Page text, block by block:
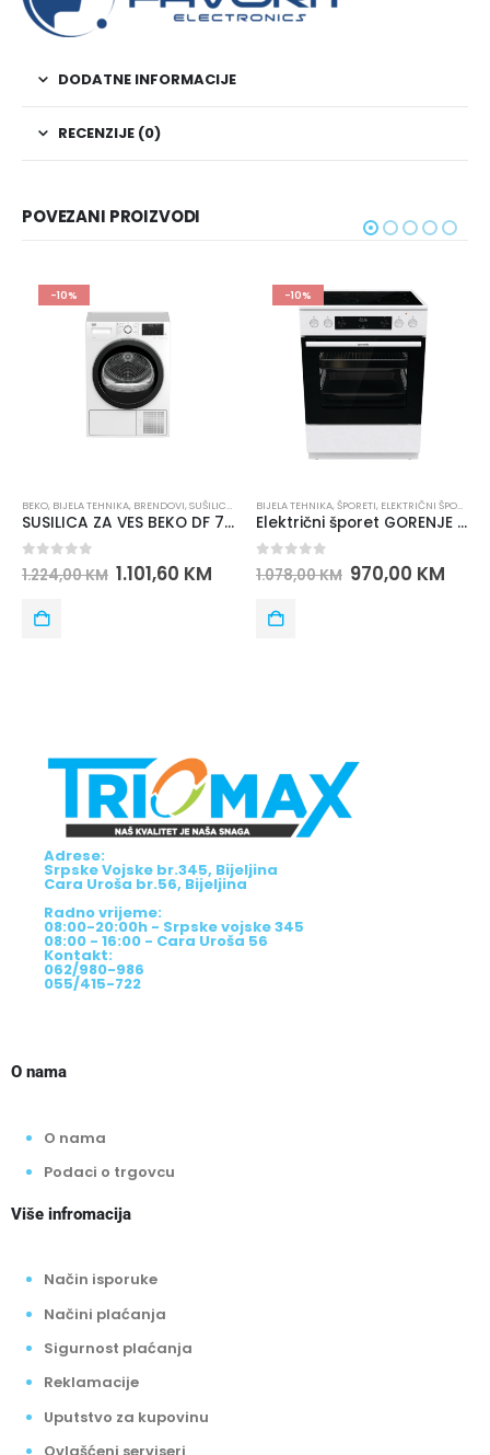
DODATNE INFORMACIJE
RECENZIJE (0)
POVEZANI PROIZVODI
-10%
BEKO, BIJELA TEHNIKA, BRENDOVI,SUŠILICE ZA VEŠ
SUSILICA ZA VES BEKO DF 7439 SX sa toplotnom pumpom
1.224,00KM 1.101,60 KM
-10%
BIJELA TEHNIKA,ŠPORETI, ELEKTRIČNI ŠPORETI
Električni šporet GORENJE GECS6C70WPA
1.078,00KM 970,00 KM
Adrese:
Srpske Vojske br.345, Bijeljina
Cara Uroša br.56, Bijeljina
Radno vrijeme:
08:00-20:00h - Srpske vojske 345
08:00 - 16:00 - Cara Uroša 56
Kontakt:
062/980-986
055/415-722
O nama
O nama
Podaci o trgovcu
Više infromacija
Način isporuke
Načini plaćanja
Sigurnost plaćanja
Reklamacije
Uputstvo za kupovinu